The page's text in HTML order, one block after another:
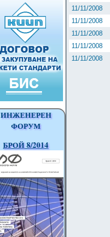
ИНЖЕНЕРЕН
ФОРУМ
БРОЙ 8/2014
11/11/2008
11/11/2008
11/11/2008
11/11/2008
11/11/2008